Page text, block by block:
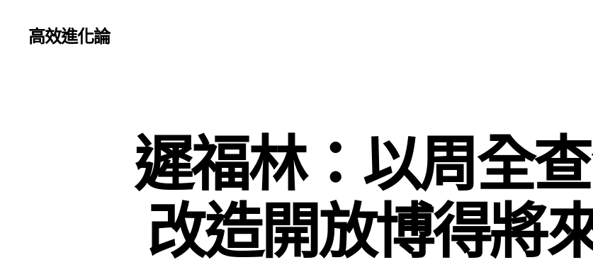
高效進化論
遲福林：以周全
改造開放博得將